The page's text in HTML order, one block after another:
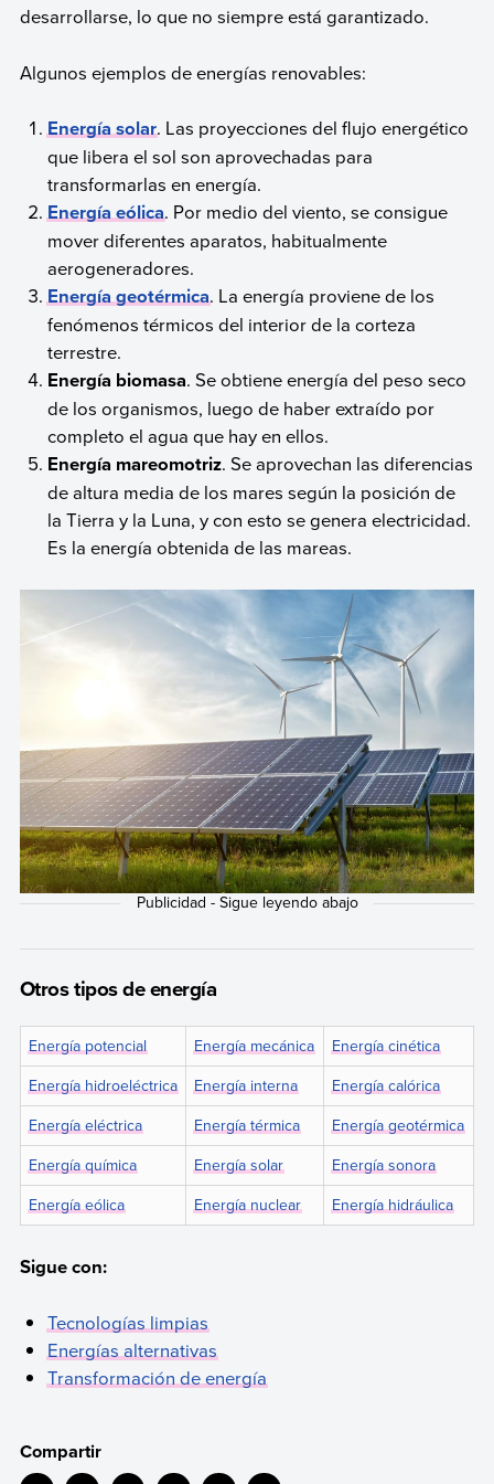
desarrollarse, lo que no siempre está garantizado.
Algunos ejemplos de energías renovables:
Energía solar. Las proyecciones del flujo energético
que libera el sol son aprovechadas para
transformarlas en energía.
Energía eólica. Por medio del viento, se consigue
mover diferentes aparatos, habitualmente
aerogeneradores.
Energía geotérmica. La energía proviene de los
fenómenos térmicos del interior de la corteza
terrestre.
Energía biomasa. Se obtiene energía del peso seco
de los organismos, luego de haber extraído por
completo el agua que hay en ellos.
Energía mareomotriz. Se aprovechan las diferencias
de altura media de los mares según la posición de
la Tierra y la Luna, y con esto se genera electricidad.
Es la energía obtenida de las mareas.
Otros tipos de energía
Energía potencial Energía mecánica
Energía cinética
Energía hidroeléctrica
Energía interna
Energía calórica
Energía eléctrica
Energía térmica
Energía geotérmica
Energía química
Energía solar
Energía sonora
Energía eólica
Energía nuclear Energía hidráulica
Sigue con:
Tecnologías limpias
Energías alternativas
Transformación de energía
Compartir